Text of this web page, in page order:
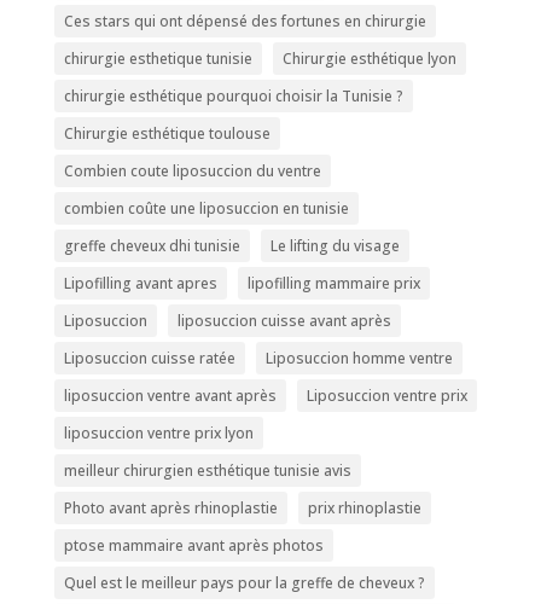
Ces stars qui ont dépensé des fortunes en chirurgie
chirurgie esthetique tunisie
Chirurgie esthétique lyon
chirurgie esthétique pourquoi choisir la Tunisie ?
Chirurgie esthétique toulouse
Combien coute liposuccion du ventre​
combien coûte une liposuccion en tunisie
greffe cheveux dhi tunisie
Le lifting du visage
Lipofilling avant apres
lipofilling mammaire prix
Liposuccion
liposuccion cuisse avant après
Liposuccion cuisse ratée
Liposuccion homme ventre
liposuccion ventre avant après
Liposuccion ventre prix
liposuccion ventre prix lyon
meilleur chirurgien esthétique tunisie avis
Photo avant après rhinoplastie
prix rhinoplastie
ptose mammaire avant après photos
Quel est le meilleur pays pour la greffe de cheveux ?